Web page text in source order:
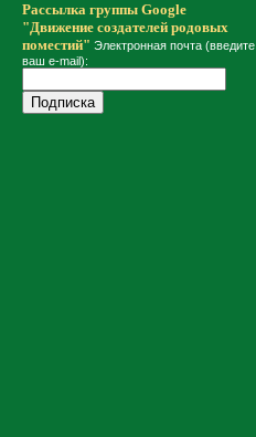
Рассылка группы Google
"Движение создателей родовых
поместий" Электронная почта (введите
ваш e-mail):